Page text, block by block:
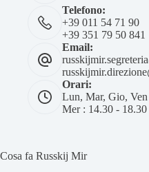
Telefono:
+39 011 54 71 90
+39 351 79 50 841
Email:
Orari:
Lun, Mar, Gio,
Mer : 14.30 - 18.30
Cosa fa Russkij Mir